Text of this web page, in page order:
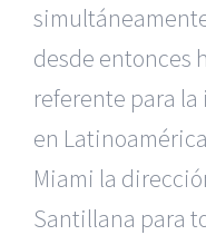
desde entonces
referente para
en
Miami la
Santillana para